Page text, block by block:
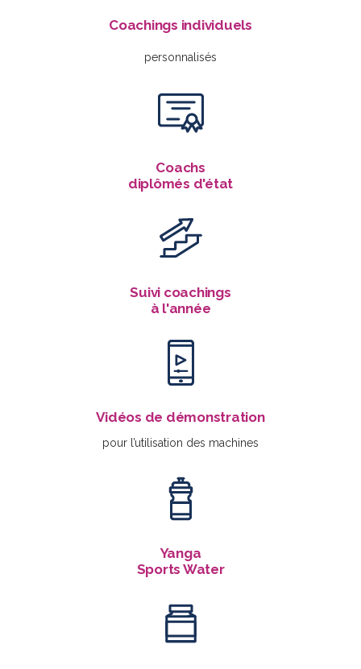
Coachings individuels
personnalisés
Coachs
diplômés d'état
Suivi coachings
à l'année
Vidéos de démonstration
pour l’utilisation des machines
Yanga
Sports Water